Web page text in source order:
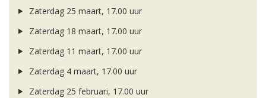
Zaterdag 25 maart, 17.00 uur
Zaterdag 18 maart, 17.00 uur
Zaterdag 11 maart, 17.00 uur
Zaterdag 4 maart, 17.00 uur
Zaterdag 25 februari, 17.00 uur